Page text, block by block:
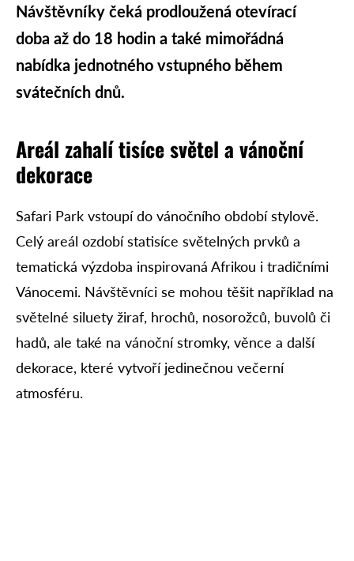
Návštěvníky čeká prodloužená otevírací
doba až do 18 hodin a také mimořádná
nabídka jednotného vstupného během
svátečních dnů.
Areál zahalí tisíce světel a vánoční
dekorace
Safari Park vstoupí do vánočního období stylově.
Celý areál ozdobí statisíce světelných prvků a
tematická výzdoba inspirovaná Afrikou i tradičními
Vánocemi. Návštěvníci se mohou těšit například na
světelné siluety žiraf, hrochů, nosorožců, buvolů či
hadů, ale také na vánoční stromky, věnce a další
dekorace, které vytvoří jedinečnou večerní
atmosféru.